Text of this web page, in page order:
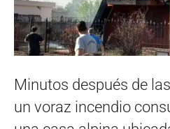
Minutos después de
un voraz incendio